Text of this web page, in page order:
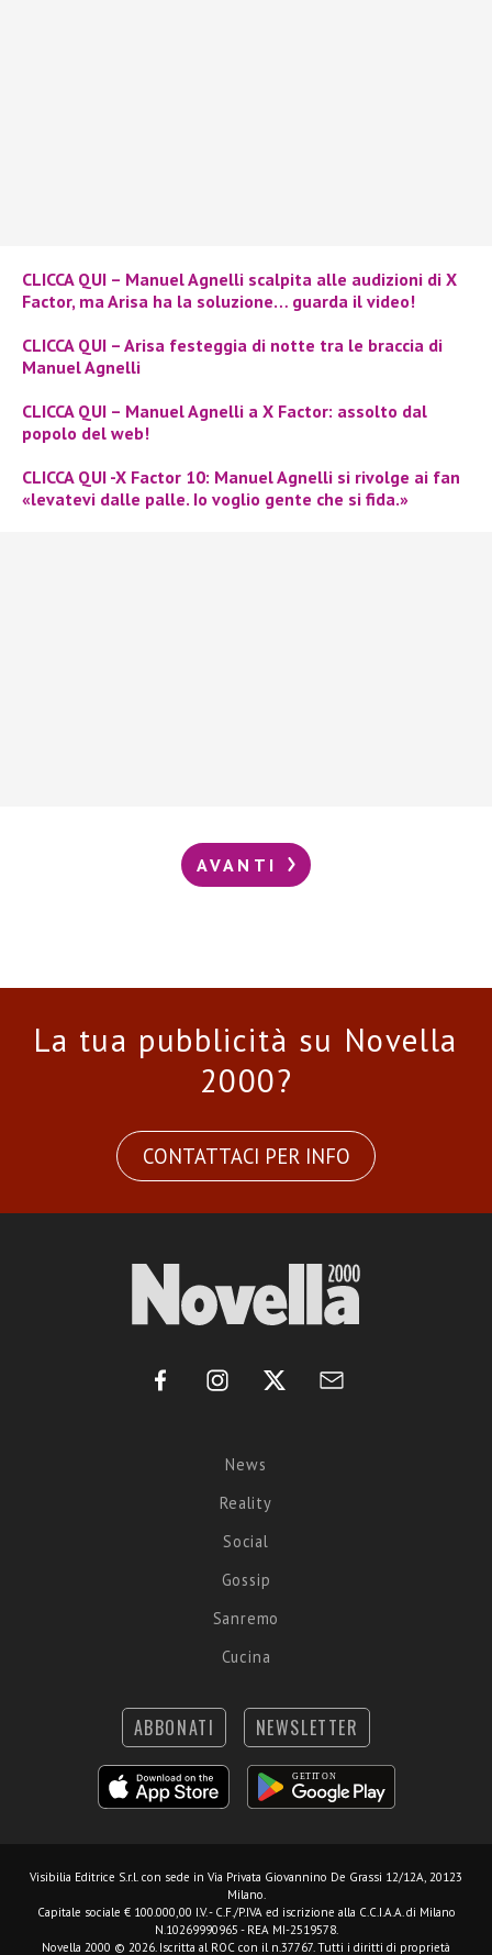
CLICCA QUI – Manuel Agnelli scalpita alle audizioni di X
Factor, ma Arisa ha la soluzione… guarda il video!
CLICCA QUI – Arisa festeggia di notte tra le braccia di
Manuel Agnelli
CLICCA QUI – Manuel Agnelli a X Factor: assolto dal
popolo del web!
CLICCA QUI -X Factor 10: Manuel Agnelli si rivolge ai fan
«levatevi dalle palle. Io voglio gente che si fida.»
AVANTI
La tua pubblicità su Novella
2000?
CONTATTACI PER INFO
News
Reality
Social
Gossip
Sanremo
Cucina
ABBONATI NEWSLETTER
Visibilia Editrice S.r.l. con sede in Via Privata Giovannino De Grassi 12/12A, 20123
Milano.
Capitale sociale € 100.000,00 I.V. - C.F./P.IVA ed iscrizione alla C.C.I.A.A. di Milano
N.10269990965 - REA MI-2519578.
Novella 2000 © 2026. Iscritta al ROC con il n.37767. Tutti i diritti di proprietà